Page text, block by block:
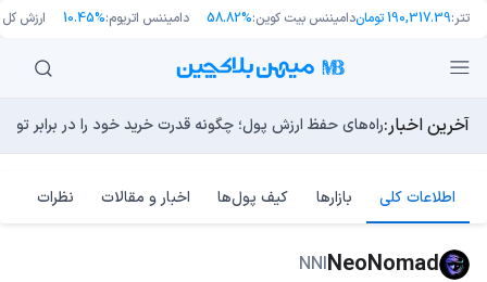
تتر:190,317.39 تومان دامیننس بیت کوین:58.82% دامیننس اتریوم:10.45% ارزش کل
آخرین اخبار:راه‌های حفظ ارزش پول؛ چگونه قدرت خرید خود را در برابر
طرح جدید EIP-8363: آیا کاهش پاداش استیکینگ به ضرر اتریوم تمام می‌شود؟
چرا هوش مصنوعی اکنون در کوتاه‌مدت تهدیدی فوری‌تر از
مایکل ترپین: متاسفم، بیت‌کوین به سمت ۴۳,۵۰۰ دلار در حال سقوط است
توسعه‌دهندگان بیت‌کوین ۸۵ باگ بحرانی را در یک وضعیت «فوق‌العاده بد» شناسایی کردند
اطلاعات کلی بازارها کیف پول‌ها اخبار و مقالات نظرات
NeoNomad
NNI